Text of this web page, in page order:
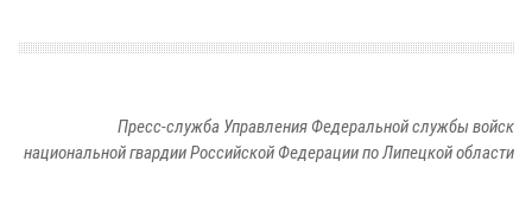
Пресс-служба Управления Федеральной службы войск
национальной гвардии Российской Федерации по Липецкой области